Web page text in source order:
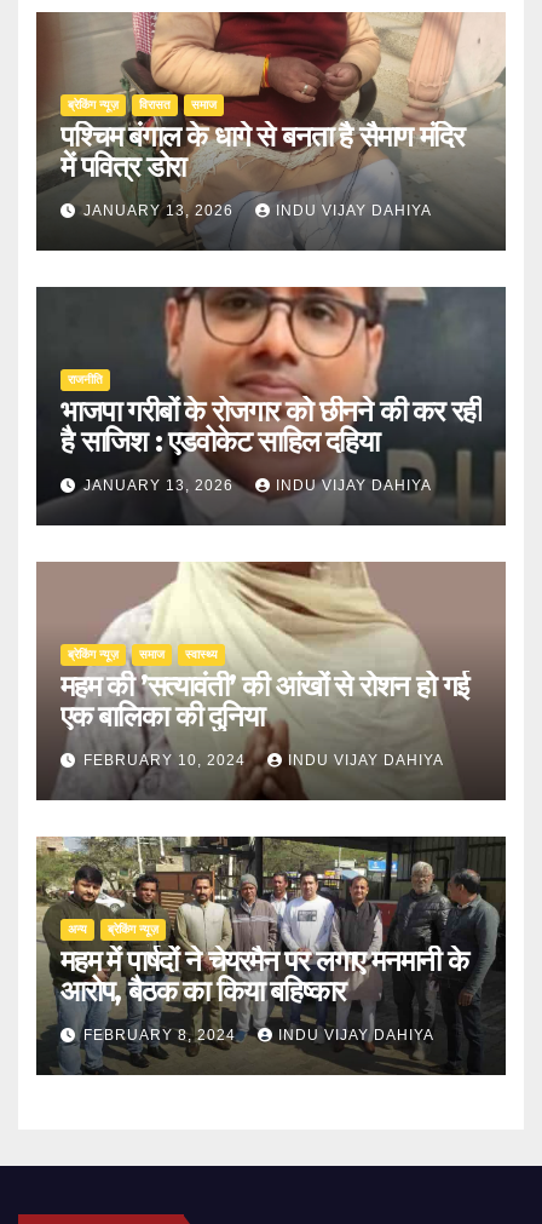
ब्रेकिंग न्यूज़ ‍‍विरासत समाज
पश्चिम बंगाल के धागे से बनता है सैमाण मंदिर
में पवित्र डोरा
JANUARY 13, 2026 INDU VIJAY DAHIYA
राजनीति
भाजपा गरीबों के रोजगार को छीनने की कर रही
है साजिश : एडवोकेट साहिल दहिया
JANUARY 13, 2026 INDU VIJAY DAHIYA
ब्रेकिंग न्यूज़ समाज स्वास्थ्य
महम की ’सत्यावंती’ की आंखों से रोशन हो गई
एक बालिका की दुनिया
FEBRUARY 10, 2024 INDU VIJAY DAHIYA
अन्य ब्रेकिंग न्यूज़
महम में पार्षदों ने चेयरमैन पर लगाए मनमानी के
आरोप, बैठक का किया बहिष्कार
FEBRUARY 8, 2024 INDU VIJAY DAHIYA